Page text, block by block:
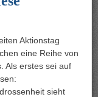
Aktionstag
eine Reihe von
Als erstes sei auf
sieht